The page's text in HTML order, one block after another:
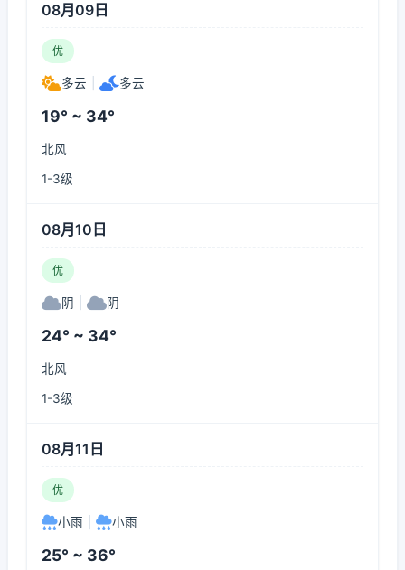
08月09日
优
多云 多云
19° ~ 34°
北风
1-3级
08月10日
优
阴 阴
24° ~ 34°
北风
1-3级
08月11日
优
小雨 小雨
25° ~ 36°